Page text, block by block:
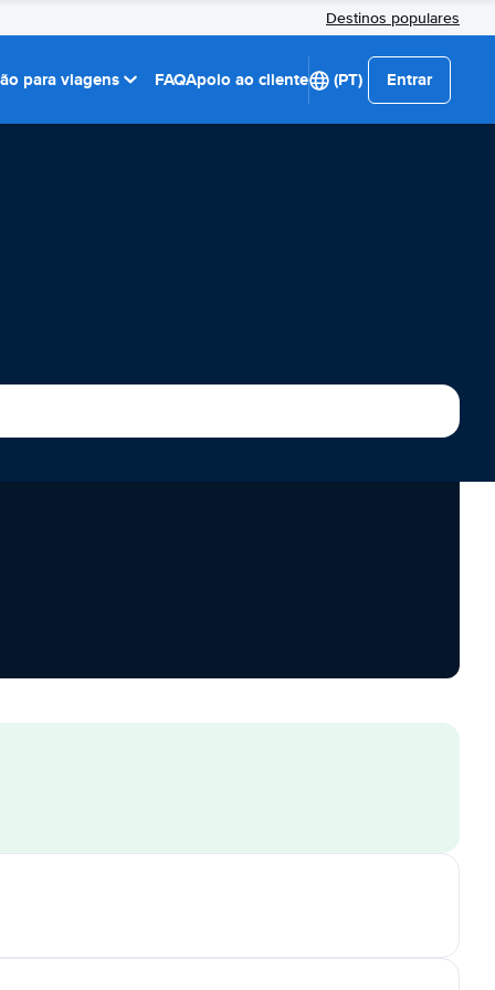
Destinos populares
para viagens FAQApoio ao cliente (PT) Entrar